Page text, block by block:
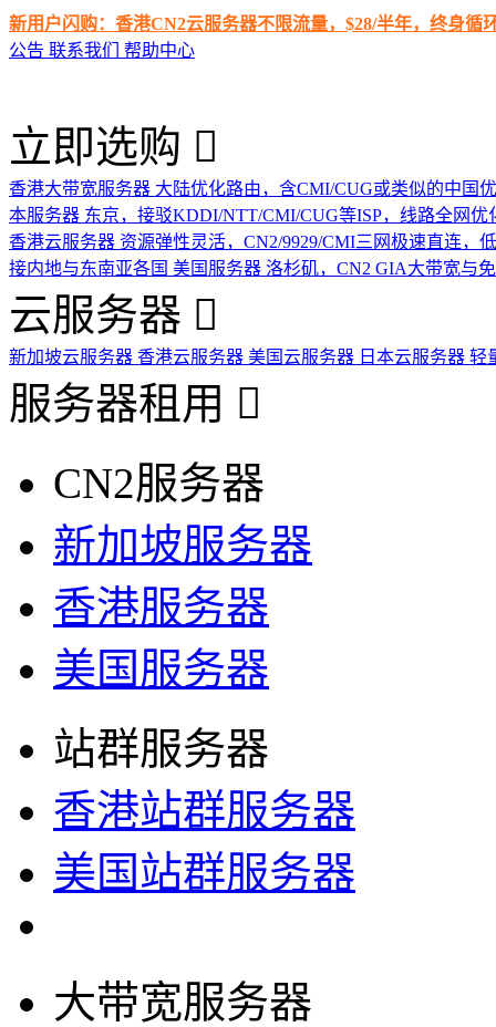
新用户闪购：香港CN2云服务器不限流量，$28/半年，终身循
公告 联系我们 帮助中心
立即选购
香港大带宽服务器 大陆优化路由，含CMI/CUG或类似的中国
本服务器 东京，接驳KDDI/NTT/CMI/CUG等ISP，线路全网优
香港云服务器 资源弹性灵活，CN2/9929/CMI三网极速直连，
接内地与东南亚各国 美国服务器 洛杉矶，CN2 GIA大带宽与
云服务器
新加坡云服务器 香港云服务器 美国云服务器 日本云服务器 轻
服务器租用
CN2服务器
新加坡服务器
香港服务器
美国服务器
站群服务器
香港站群服务器
美国站群服务器
大带宽服务器